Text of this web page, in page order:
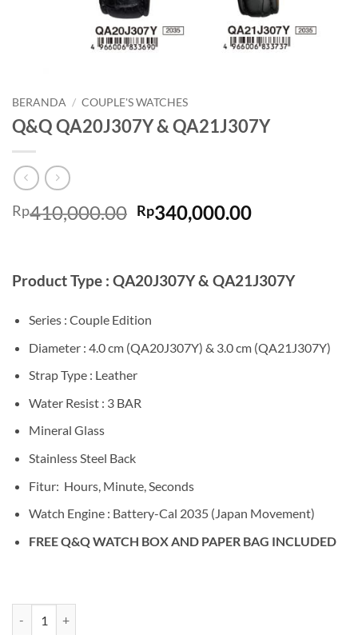
BERANDA / COUPLE'S WATCHES
Q&Q QA20J307Y & QA21J307Y
Rp410,000.00 Harga
aslinya
Rp410,000.00.
Rp340,000.00Harga
adalah:
Product Type : QA20J307Y & QA21J307Y
Series : Couple Edition
Diameter : 4.0 cm (QA20J307Y) & 3.0 cm (QA21J307Y)
Strap Type : Leather
Water Resist : 3 BAR
Mineral Glass
Stainless Steel Back
Fitur: Hours, Minute, Seconds
Watch Engine : Battery-Cal 2035 (Japan Movement)
FREE Q&Q WATCH BOX AND PAPER BAG INCLUDED